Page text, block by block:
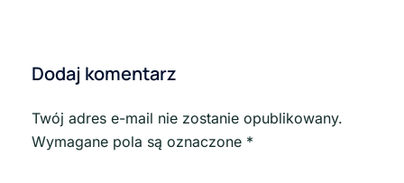
Dodaj komentarz
Twój adres e-mail nie zostanie opublikowany.
Wymagane pola są oznaczone *